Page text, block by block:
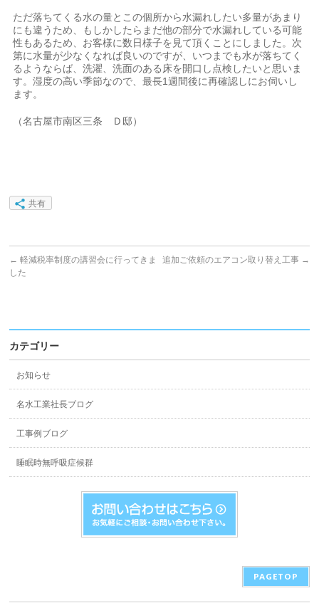
ただ落ちてくる水の量とこの個所から水漏れしたい多量があまり
にも違うため、もしかしたらまだ他の部分で水漏れしている可能
性もあるため、お客様に数日様子を見て頂くことにしました。次
第に水量が少なくなれば良いのですが、いつまでも水が落ちてく
るようならば、洗濯、洗面のある床を開口し点検したいと思いま
す。湿度の高い季節なので、最長1週間後に再確認しにお伺いし
ます。
（名古屋市南区三条 Ｄ邸）
共有
← 軽減税率制度の講習会に行ってきま
した
追加ご依頼のエアコン取り替え工事 →
カテゴリー
お知らせ
名水工業社長ブログ
工事例ブログ
睡眠時無呼吸症候群
PAGETOP